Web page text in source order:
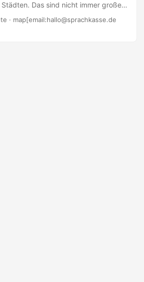
Das sind nicht immer große
ist klar: Sie wollen Juden zu
Evangelikale Zuwanderern ein
· map[email:hallo@sprachkasse.de